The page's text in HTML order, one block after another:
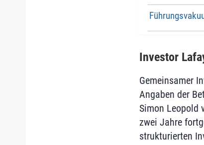
Investor
Gemeinsamer
Angaben der
Simon Leopold
zwei Jahre
strukturierten